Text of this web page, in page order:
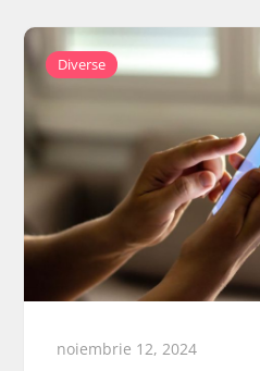
Diverse
noiembrie 12, 2024